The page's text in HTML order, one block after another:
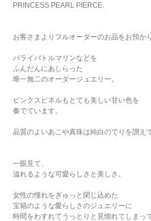
PRINCESS PEARL PIERCE.
お客さまよりフルオーダーのお品をお預か
パライバトルマリンなどを
ふんだんにあしらった
唯一無二のオーダージュエリー。
ピンクスピネルもとても美しい甘い色を
奏でています。
品質のよいあこや真珠は純白のてりを讃え
一眼見て、
溢れるような可愛らしさと美しさ。
女性の憧れをぎゅっと閉じ込めた
宝箱のような愛らしさのジュエリーに
時間をわすれてうっとりと見惚れてしまっ